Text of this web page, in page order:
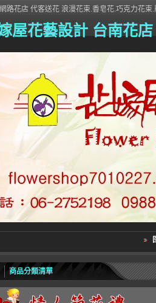
屋花藝設計 台南花
路花店 代客送花 浪漫花束.香皂花.巧克力花
商品分類清單